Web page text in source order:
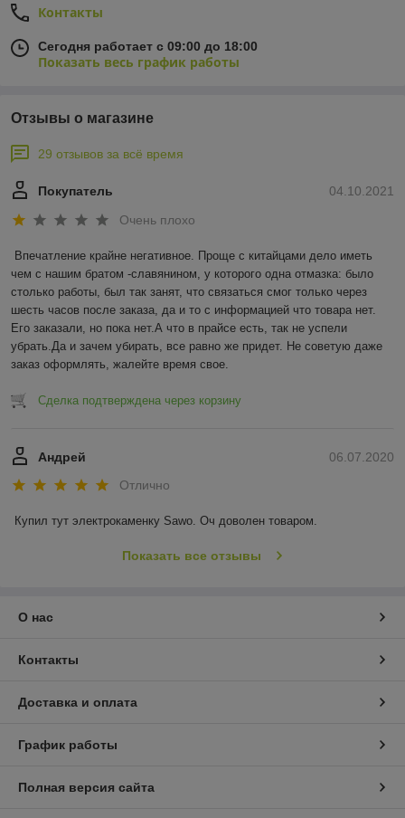
Контакты
Сегодня работает с 09:00 до 18:00
Показать весь график работы
Отзывы о магазине
29 отзывов за всё время
04.10.2021
Покупатель
Очень плохо
Впечатление крайне негативное. Проще с китайцами дело иметь
чем с нашим братом -славянином, у которого одна отмазка: было
столько работы, был так занят, что связаться смог только через
шесть часов после заказа, да и то с информацией что товара нет.
Его заказали, но пока нет.А что в прайсе есть, так не успели
убрать.Да и зачем убирать, все равно же придет. Не советую даже
заказ оформлять, жалейте время свое.
Сделка подтверждена через корзину
06.07.2020
Андрей
Отлично
Купил тут электрокаменку Sawo. Оч доволен товаром.
Показать все отзывы
О нас
Контакты
Доставка и оплата
График работы
Полная версия сайта